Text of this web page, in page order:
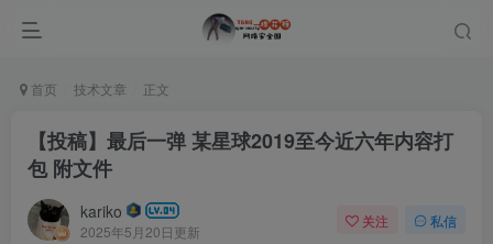
首页 技术文章 正文
【投稿】最后一弹 某星球2019至今近六年内容打
包 附文件
kariko
2025年5月20日更新
关注 私信